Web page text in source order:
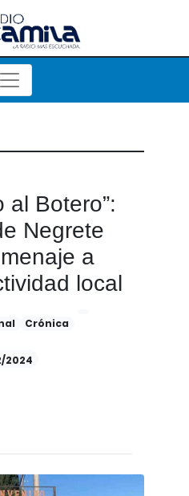
al Botero”:
Negrete
a
local
Crónica
2024